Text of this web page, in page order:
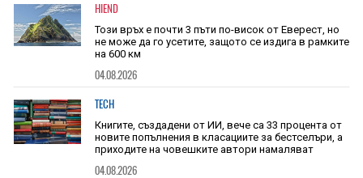
HIEND
Този връх е почти 3 пъти по-висок от Еверест, но
не може да го усетите, защото се издига в рамките
на 600 км
04.08.2026
TECH
Книгите, създадени от ИИ, вече са 33 процента от
новите попълнения в класациите за бестселъри, а
приходите на човешките автори намаляват
04.08.2026